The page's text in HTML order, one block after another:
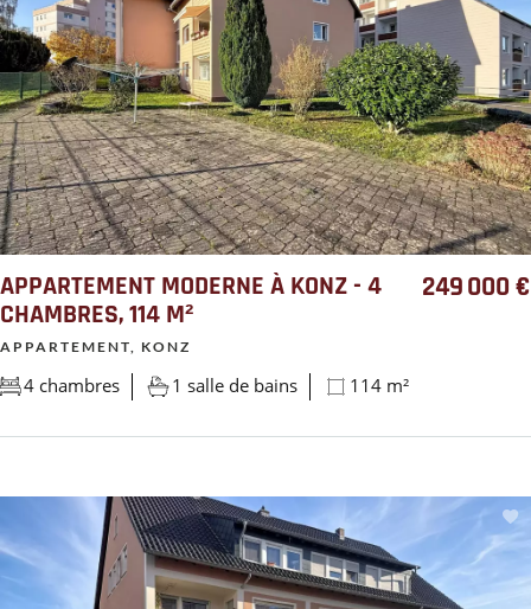
APPARTEMENT MODERNE À KONZ - 4
CHAMBRES, 114 M²
249 000 €
APPARTEMENT, KONZ
4 chambres 1 salle de bains 114 m²